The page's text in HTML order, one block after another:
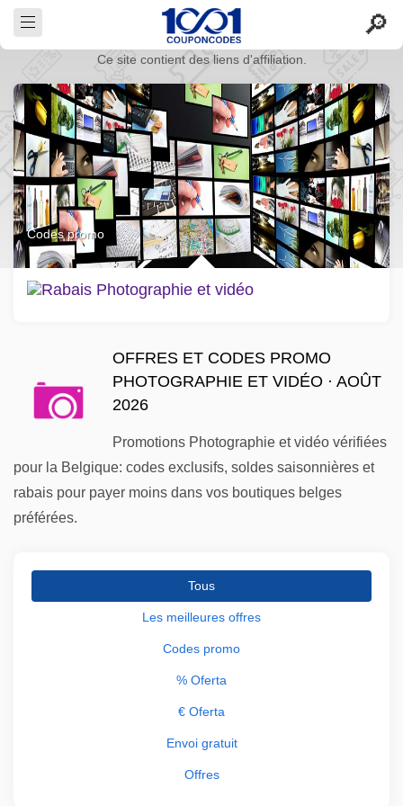
Ce site contient des liens d'affiliation.
Codes promo
OFFRES ET CODES PROMO
PHOTOGRAPHIE ET VIDÉO · AOÛT
2026
Promotions Photographie et vidéo vérifiées
pour la Belgique: codes exclusifs, soldes saisonnières et
rabais pour payer moins dans vos boutiques belges
préférées.
Tous
Les meilleures offres
Codes promo
% Oferta
€ Oferta
Envoi gratuit
Offres